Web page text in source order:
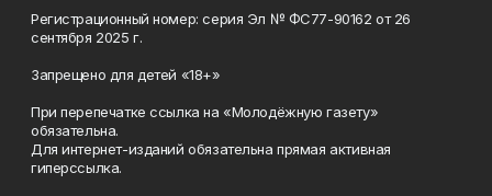
Регистрационный номер: серия Эл № ФС77-90162 от 26
сентября 2025 г.
Запрещено для детей «18+»
При перепечатке ссылка на «Молодёжную газету»
обязательна.
Для интернет-изданий обязательна прямая активная
гиперссылка.